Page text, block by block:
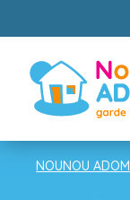
NOUNOU ADOM